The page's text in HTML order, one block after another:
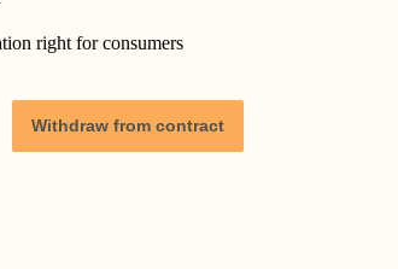
right for consumers
Withdraw from contract